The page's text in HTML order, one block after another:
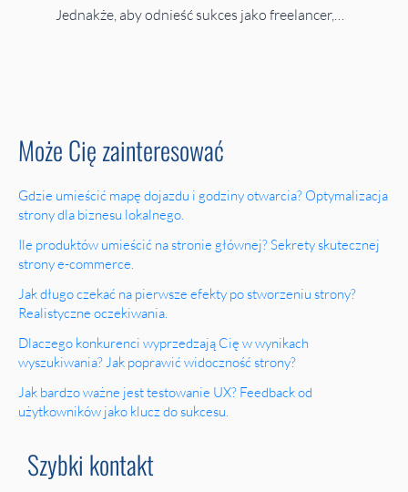
Jednakże, aby odnieść sukces jako freelancer,…
Może Cię zainteresować
Gdzie umieścić mapę dojazdu i godziny otwarcia? Optymalizacja
strony dla biznesu lokalnego.
Ile produktów umieścić na stronie głównej? Sekrety skutecznej
strony e-commerce.
Jak długo czekać na pierwsze efekty po stworzeniu strony?
Realistyczne oczekiwania.
Dlaczego konkurenci wyprzedzają Cię w wynikach
wyszukiwania? Jak poprawić widoczność strony?
Jak bardzo ważne jest testowanie UX? Feedback od
użytkowników jako klucz do sukcesu.
Szybki kontakt